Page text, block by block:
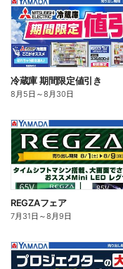
冷蔵庫 期間限定値引き
8月5日 ～8月30日
REGZAフェア
7月31日 ～8月9日